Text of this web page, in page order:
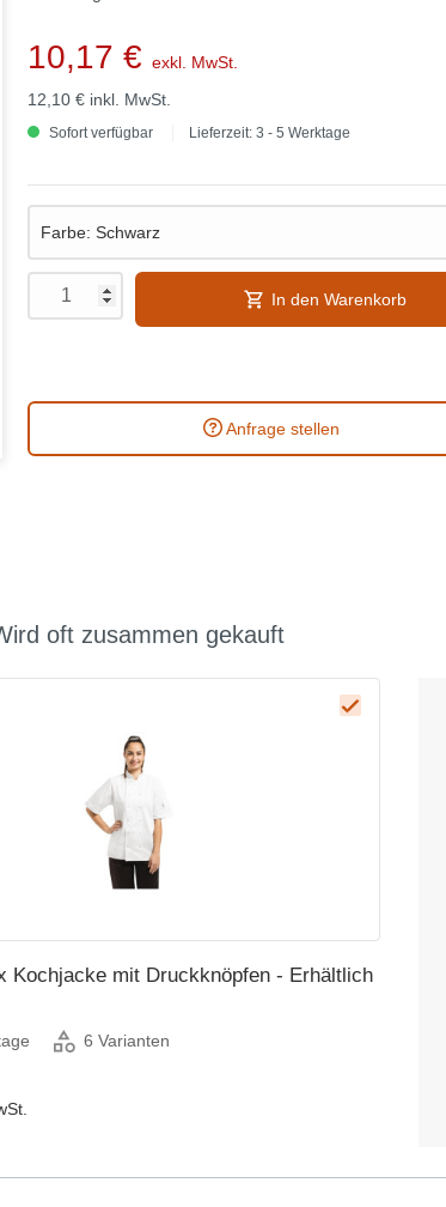
10,17 € exkl. MwSt.
12,10 € inkl. MwSt.
Sofort verfügbar Lieferzeit: 3 - 5 Werktage
In den Warenkorb
Anfrage stellen
oft zusammen gekauft
Kochjacke mit Druckknöpfen - Erhältlich
6 Varianten